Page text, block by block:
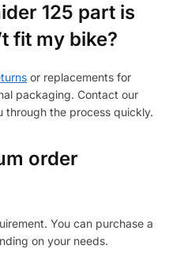
125 part is
fit my bike?
or replacements for
packaging. Contact our
through the process quickly.
order
You can purchase a
on your needs.